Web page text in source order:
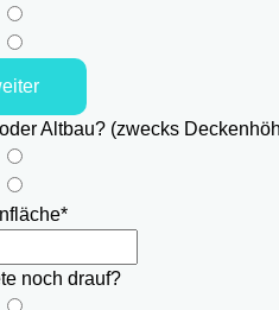
Altbau? (zwecks
*
noch drauf?